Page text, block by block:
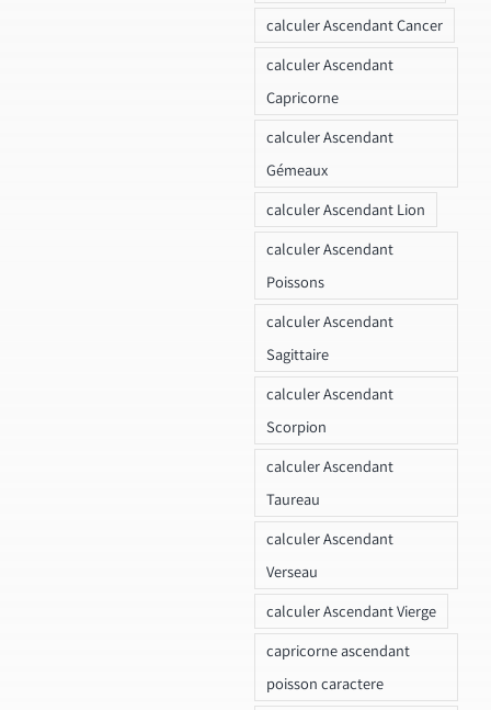
calculer Ascendant Cancer
calculer Ascendant
Capricorne
calculer Ascendant
Gémeaux
calculer Ascendant Lion
calculer Ascendant
Poissons
calculer Ascendant
Sagittaire
calculer Ascendant
Scorpion
calculer Ascendant
Taureau
calculer Ascendant
Verseau
calculer Ascendant Vierge
capricorne ascendant
poisson caractere